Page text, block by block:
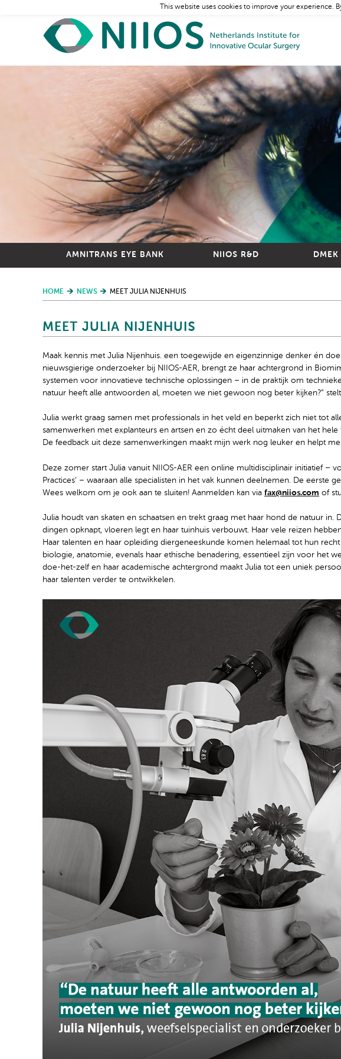
AMNITRANS EYE BANK NIIOS R&D DMEK
HOME NEWS MEET JULIA NIJENHUIS
MEET JULIA NIJENHUIS
Maak kennis met Julia Nijenhuis. een toegewijde en eigenzinnige denker én
nieuwsgierige onderzoeker bij NIIOS-AER, brengt ze haar achtergrond in
systemen voor innovatieve technische oplossingen – in de praktijk om
natuur heeft alle antwoorden al, moeten we niet gewoon nog beter kijken?” stelt
Julia werkt graag samen met professionals in het veld en beperkt zich niet tot
samenwerken met explanteurs en artsen en zo écht deel uitmaken van het
De feedback uit deze samenwerkingen maakt mijn werk nog leuker en helpt
Deze zomer start Julia vanuit NIIOS-AER een online multidisciplinair initiatief –
Practices’ – waaraan alle specialisten in het vak kunnen deelnemen. De eerste
Wees welkom om je ook aan te sluiten! Aanmelden kan via fax@niios.com of
Julia houdt van skaten en schaatsen en trekt graag met haar hond de natuur in.
dingen opknapt, vloeren legt en haar tuinhuis verbouwt. Haar vele reizen
Haar talenten en haar opleiding diergeneeskunde komen helemaal tot hun recht
biologie, anatomie, evenals haar ethische benadering, essentieel zijn voor het
doe-het-zelf en haar academische achtergrond maakt Julia tot een uniek
haar talenten verder te ontwikkelen.
This website uses cookies to improve your experience.